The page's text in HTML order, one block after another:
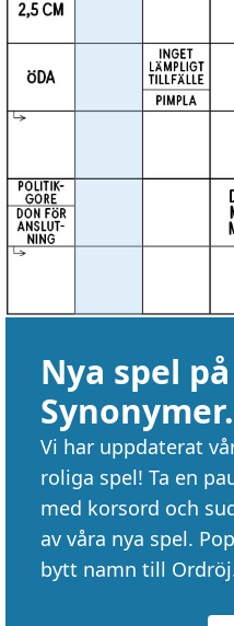
Nya spel på
Vi har uppdaterat
roliga spel! Ta en
med korsord och
av våra nya spel.
bytt namn till